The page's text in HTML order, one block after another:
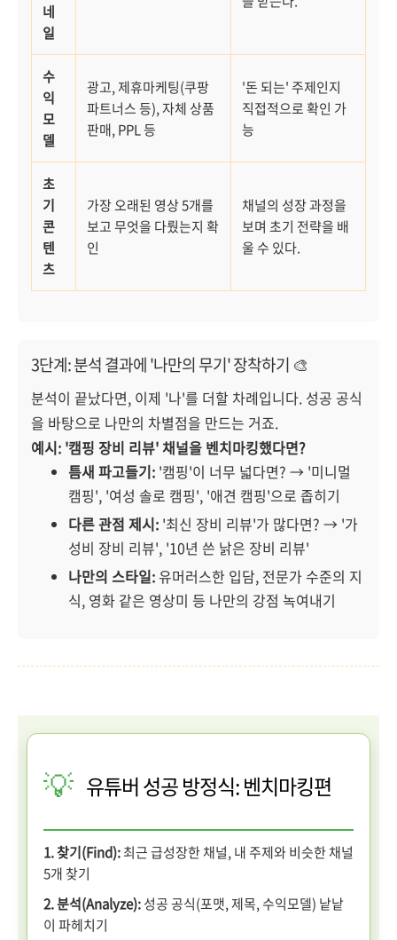
네
일
수
익
모
델
광고, 제휴마케팅(쿠팡
파트너스 등), 자체 상품
판매, PPL 등
'돈 되는' 주제인지
직접적으로 확인 가
능
초
기
콘
텐
츠
가장 오래된 영상 5개를
보고 무엇을 다뤘는지 확
인
채널의 성장 과정을
보며 초기 전략을 배
울 수 있다.
3단계: 분석 결과에 '나만의 무기' 장착하기 🎨
분석이 끝났다면, 이제 '나'를 더할 차례입니다. 성공 공식
을 바탕으로 나만의 차별점을 만드는 거죠.
예시: '캠핑 장비 리뷰' 채널을 벤치마킹했다면?
틈새 파고들기: '캠핑'이 너무 넓다면? → '미니멀
캠핑', '여성 솔로 캠핑', '애견 캠핑'으로 좁히기
다른 관점 제시: '최신 장비 리뷰'가 많다면? → '가
성비 장비 리뷰', '10년 쓴 낡은 장비 리뷰'
나만의 스타일:유머러스한 입담, 전문가 수준의 지
식, 영화 같은 영상미 등 나만의 강점 녹여내기
💡 유튜버 성공 방정식: 벤치마킹편
1. 찾기(Find):최근 급성장한 채널, 내 주제와 비슷한 채널
5개 찾기
2. 분석(Analyze):성공 공식(포맷, 제목, 수익모델) 낱낱
이 파헤치기